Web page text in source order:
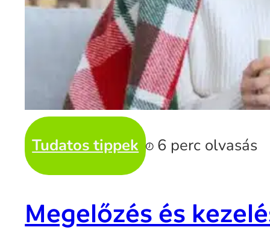
Tudatos tippek 6 perc olvasás
Megelőzés és